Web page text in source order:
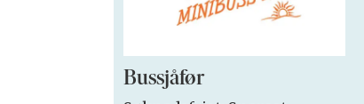
Bussjåfør